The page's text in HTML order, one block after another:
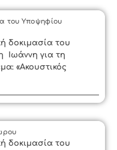
του Υποψηφίου
δοκιμασία του
Ιωάννη για τη
«Ακουστικός
δοκιμασία του